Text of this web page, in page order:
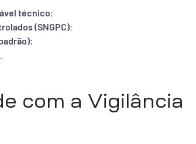
técnico;
(SNGPC);
;
com a Vigilância